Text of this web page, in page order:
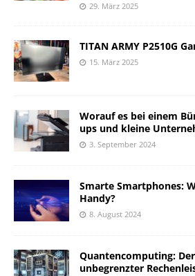
29. März 2025
TITAN ARMY P2510G
15. März 2025
Worauf es bei einem
ups und kleine
3. September 2024
Smarte Smartphones:
Handy?
8. August 2024
Quantencomputing:
unbegrenzter